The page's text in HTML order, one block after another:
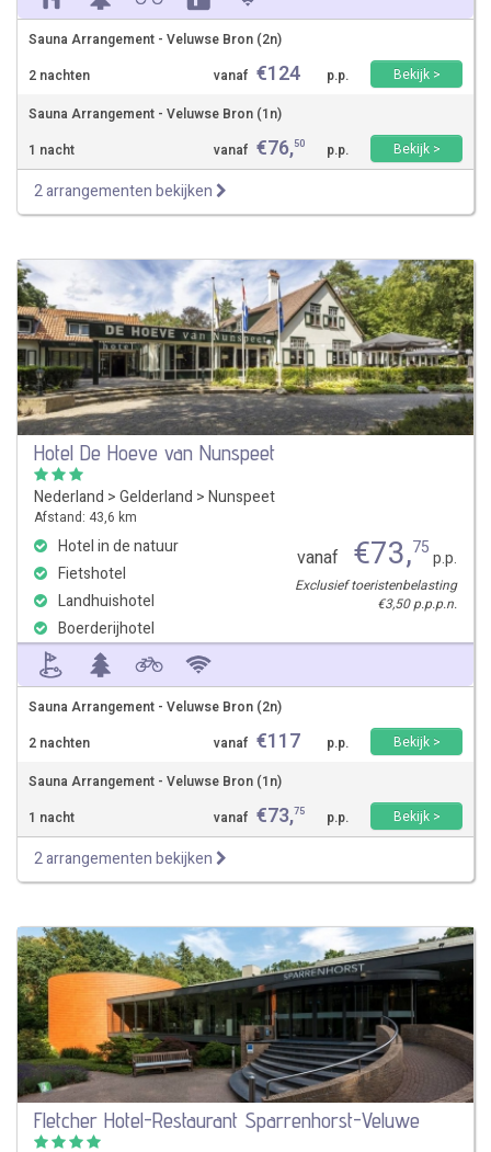
Sauna Arrangement - Veluwse Bron (2n)
2 nachten
vanaf €124 p.p.
Bekijk >
Sauna Arrangement - Veluwse Bron (1n)
1 nacht
vanaf €76,50 p.p. Bekijk >
2 arrangementen bekijken
Hotel De Hoeve van Nunspeet
Nederland >Gelderland >Nunspeet
Afstand: 43,6 km
Hotel in de natuur
Fietshotel
Landhuishotel
Boerderijhotel
vanaf €73,75p.p.
Exclusief toeristenbelasting
€3,50 p.p.p.n.
Sauna Arrangement - Veluwse Bron (2n)
2 nachten
vanaf €117 p.p.
Bekijk >
Sauna Arrangement - Veluwse Bron (1n)
1 nacht
vanaf €73,75 p.p. Bekijk >
2 arrangementen bekijken
Fletcher Hotel-Restaurant Sparrenhorst-Veluwe